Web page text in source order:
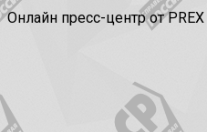
Онлайн пресс-центр от